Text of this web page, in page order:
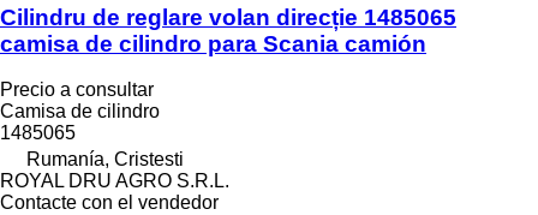
Cilindru de reglare volan direcție 1485065
camisa de cilindro para Scania camión
Precio a consultar
Camisa de cilindro
1485065
Rumanía, Cristesti
ROYAL DRU AGRO S.R.L.
Contacte con el vendedor